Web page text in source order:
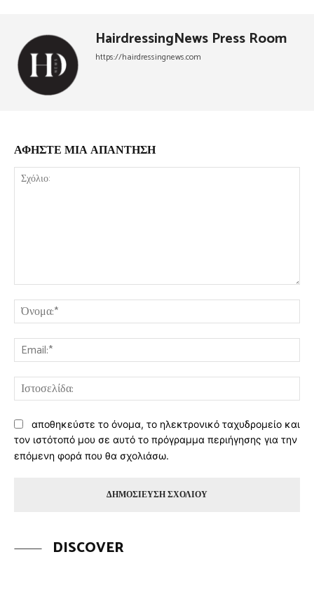
HairdressingNews Press Room
https://hairdressingnews.com
ΑΦΗΣΤΕ ΜΙΑ ΑΠΑΝΤΗΣΗ
αποθηκεύστε το όνομα, το ηλεκτρονικό ταχυδρομείο και
τον ιστότοπό μου σε αυτό το πρόγραμμα περιήγησης για την
επόμενη φορά που θα σχολιάσω.
DISCOVER